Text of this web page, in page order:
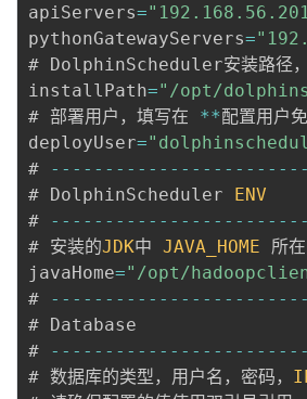
apiServers=
pythonGatewayServers=
# DolphinScheduler安装路径，
installPath="/opt/
# 部署用户，填写在 **配置用户
deployUser=
#
-- -- -- -- -- -- -- -- -- -- -- --
# DolphinScheduler ENV
#
-- -- -- -- -- -- -- -- -- -- -- --
# 安装的JDK中 JAVA_HOME 所
javaHome="/opt/
#
-- -- -- -- -- -- -- -- -- -- -- --
# Database
#
-- -- -- -- -- -- -- -- -- -- -- --
# 数据库的类型，用户名，密码，